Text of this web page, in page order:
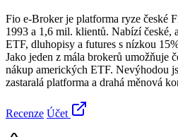
Fio e-Broker je platforma ryze české
1993 a 1,6 mil. klientů. Nabízí české,
ETF, dluhopisy a futures s nízkou
Jako jeden z mála brokerů umožňuje
nákup amerických ETF. Nevýhodou
zastaralá platforma a drahá měnová
Recenze Účet